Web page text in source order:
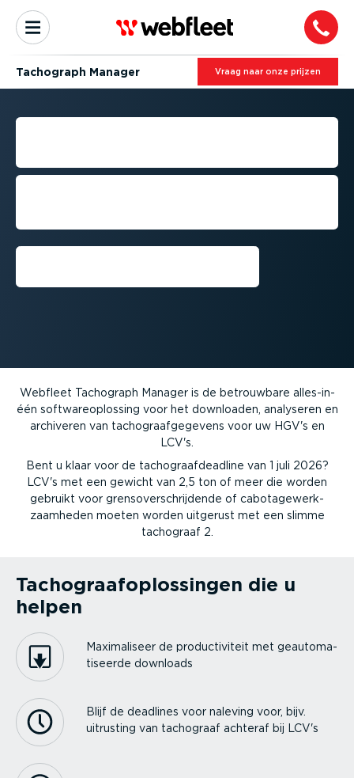
Tachograph Manager Vraag naar onze prijzen
WEBFLEET TACHOGRAPH
Alles wat u nodig heeft om
Webfleet Tachograph Manager is de betrouwbare alles-in-
één softwa­reo­p­lossing voor het downloaden, analyseren en
archiveren van tacho­graaf­ge­gevens voor uw HGV's en
LCV's.
Bent u klaar voor de tacho­graaf­deadline van 1 juli 2026?
LCV's met een gewicht van 2,5 ton of meer die worden
gebruikt voor grens­over­schrij­dende of cabota­ge­werk­
zaam­heden moeten worden uitgerust met een slimme
tachograaf 2.
Tacho­graaf­op­los­singen die u
helpen
Maxima­liseer de produc­ti­viteit met geauto­ma­
ti­seerde downloads
Blijf de deadlines voor naleving voor, bijv.
uitrusting van tachograaf achteraf bij LCV's